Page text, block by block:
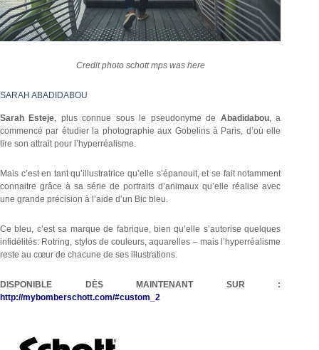
Credit photo schott mps was here
SARAH ABADIDABOU
Sarah Esteje, plus connue sous le pseudonyme de Abadidabou, a
commencé par étudier la photographie aux Gobelins à Paris, d’où elle
tire son attrait pour l’hyperréalisme.
Mais c’est en tant qu’illustratrice qu’elle s’épanouit, et se fait notamment
connaitre grâce à sa série de portraits d’animaux qu’elle réalise avec
une grande précision à l’aide d’un Bic bleu.
Ce bleu, c’est sa marque de fabrique, bien qu’elle s’autorise quelques
infidélités: Rotring, stylos de couleurs, aquarelles – mais l’hyperréalisme
reste au cœur de chacune de ses illustrations.
DISPONIBLE DÈS MAINTENANT SUR :
http://mybomberschott.com/#custom_2